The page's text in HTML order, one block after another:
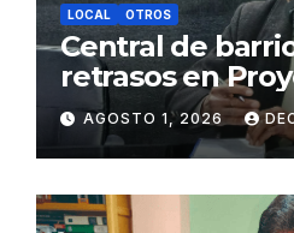
LOCAL OTROS
Central de
retrasos en
de Agua y
Juliaca
AGOSTO 1, 2026